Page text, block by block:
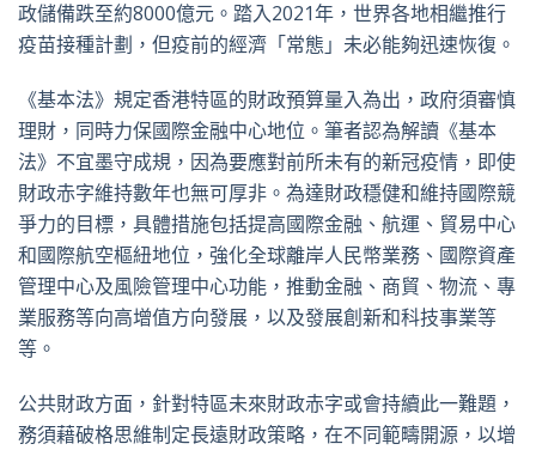
政儲備跌至約8000億元。踏入2021年，世界各地相繼推行
疫苗接種計劃，但疫前的經濟「常態」未必能夠迅速恢復。
《基本法》規定香港特區的財政預算量入為出，政府須審慎
理財，同時力保國際金融中心地位。筆者認為解讀《基本
法》不宜墨守成規，因為要應對前所未有的新冠疫情，即使
財政赤字維持數年也無可厚非。為達財政穩健和維持國際競
爭力的目標，具體措施包括提高國際金融、航運、貿易中心
和國際航空樞紐地位，強化全球離岸人民幣業務、國際資產
管理中心及風險管理中心功能，推動金融、商貿、物流、專
業服務等向高增值方向發展，以及發展創新和科技事業等
等。
公共財政方面，針對特區未來財政赤字或會持續此一難題，
務須藉破格思維制定長遠財政策略，在不同範疇開源，以增